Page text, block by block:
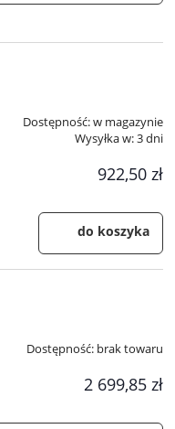
Dostępność:w magazynie
Wysyłka w:3 dni
922,50 zł
do koszyka
Dostępność: brak towaru
2 699,85 zł